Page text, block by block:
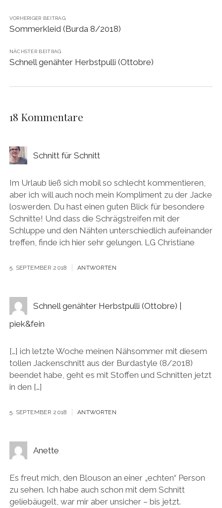
VORHERIGER BEITRAG
Sommerkleid (Burda 8/2018)
NÄCHSTER BEITRAG
Schnell genähter Herbstpulli (Ottobre)
18 Kommentare
Schnitt für Schnitt
Im Urlaub ließ sich mobil so schlecht kommentieren,
aber ich will auch noch mein Kompliment zu der Jacke
loswerden. Du hast einen guten Blick für besondere
Schnitte! Und dass die Schrägstreifen mit der
Schluppe und den Nähten unterschiedlich aufeinander
treffen, finde ich hier sehr gelungen. LG Christiane
5. SEPTEMBER 2018 ANTWORTEN
Schnell genähter Herbstpulli (Ottobre) |
piek&fein
[…] ich letzte Woche meinen Nähsommer mit diesem
tollen Jackenschnitt aus der Burdastyle (8/2018)
beendet habe, geht es mit Stoffen und Schnitten jetzt
in den […]
5. SEPTEMBER 2018 ANTWORTEN
Anette
Es freut mich, den Blouson an einer „echten“ Person
zu sehen. Ich habe auch schon mit dem Schnitt
geliebäugelt, war mir aber unsicher – bis jetzt.